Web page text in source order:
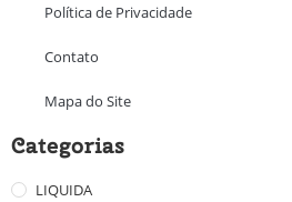
Política de Privacidade
Contato
Mapa do Site
Categorias
LIQUIDA